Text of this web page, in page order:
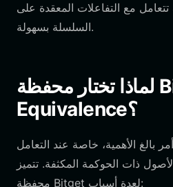
مع التفاعلات المعقدة على
السلسلة بسهولة.
لماذا تختار محفظة Bitget
Equivalence؟
بالغ الأهمية، خاصة عند التعامل
ذات الحوكمة المكثفة. تتميز
محفظة Bitget لعدة أسباب: